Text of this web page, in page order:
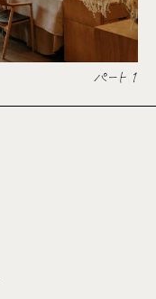
パート 1